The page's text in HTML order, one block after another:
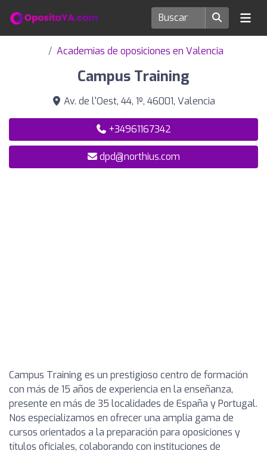
Academias de oposiciones en Valencia
Campus Training
Av. de l'Oest, 44, 1º, 46001, Valencia
+34961167342
dpd@northius.com
Campus Training es un prestigioso centro de formación
con más de 15 años de experiencia en la enseñanza,
presente en más de 35 localidades de España y Portugal.
Nos especializamos en ofrecer una amplia gama de
cursos orientados a la preparación para oposiciones y
títulos oficiales, colaborando con instituciones de